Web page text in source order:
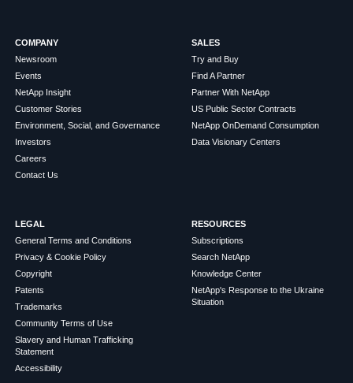
COMPANY
Newsroom
Events
NetApp Insight
Customer Stories
Environment, Social, and Governance
Investors
Careers
Contact Us
SALES
Try and Buy
Find A Partner
Partner With NetApp
US Public Sector Contracts
NetApp OnDemand Consumption
Data Visionary Centers
LEGAL
General Terms and Conditions
Privacy & Cookie Policy
Copyright
Patents
Trademarks
Community Terms of Use
Slavery and Human Trafficking
Statement
Accessibility
RESOURCES
Subscriptions
Search NetApp
Knowledge Center
NetApp's Response to the Ukraine
Situation